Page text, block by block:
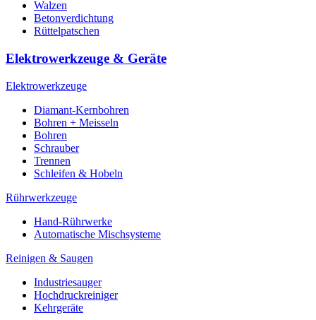
Walzen
Betonverdichtung
Rüttelpatschen
Elektrowerkzeuge & Geräte
Elektrowerkzeuge
Diamant-Kernbohren
Bohren + Meisseln
Bohren
Schrauber
Trennen
Schleifen & Hobeln
Rührwerkzeuge
Hand-Rührwerke
Automatische Mischsysteme
Reinigen & Saugen
Industriesauger
Hochdruckreiniger
Kehrgeräte